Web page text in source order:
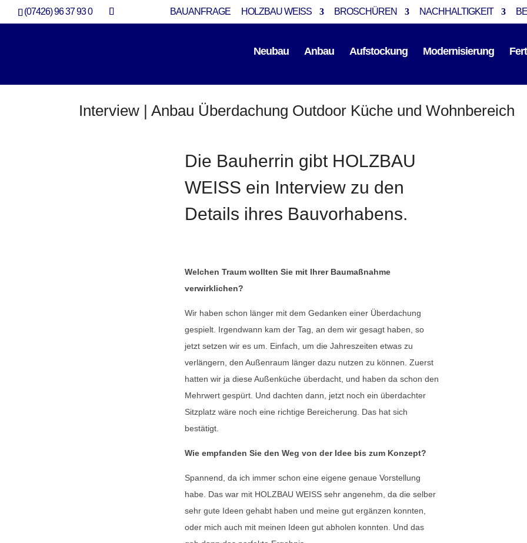
(07426) 96 37 93 0 BAUANFRAGE HOLZBAU WEISS BROSCHÜREN NACHHALTIGKEIT
Neubau Anbau Aufstockung Modernisierung
Interview | Anbau Überdachung Outdoor Küche und Wohnbereich
Die Bauherrin gibt HOLZBAU
WEISS ein Interview zu den
Details ihres Bauvorhabens.
Welchen Traum wollten Sie mit Ihrer Baumaßnahme
verwirklichen?
Wir haben schon länger mit dem Gedanken einer Überdachung
gespielt. Irgendwann kam der Tag, an dem wir gesagt haben, so
jetzt setzen wir es um. Einfach, um die Jahreszeiten etwas zu
verlängern, den Außenraum länger dazu nutzen zu können. Zuerst
hatten wir ja diese Außenküche überdacht, und haben da schon den
Mehrwert gespürt. Und dachten dann, jetzt noch ein überdachter
Sitzplatz wäre noch eine richtige Bereicherung. Das hat sich
bestätigt.
Wie empfanden Sie den Weg von der Idee bis zum Konzept?
Spannend, da ich immer schon eine eigene genaue Vorstellung
habe. Das war mit HOLZBAU WEISS sehr angenehm, da die selber
sehr gute Ideen gehabt haben und meine gut ergänzen konnten,
oder mich auch mit meinen Ideen gut abholen konnten. Und das